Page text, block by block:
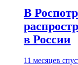
В
в России
11 месяцев